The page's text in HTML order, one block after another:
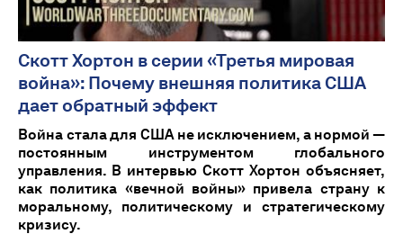
Скотт Хортон в серии «Третья мировая
война»: Почему внешняя политика США
дает обратный эффект
Война стала для США не исключением, а нормой —
постоянным инструментом глобального
управления. В интервью Скотт Хортон объясняет,
как политика «вечной войны» привела страну к
моральному, политическому и стратегическому
кризису.